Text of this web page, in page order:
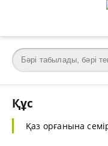
Құс
Қаз орғанына